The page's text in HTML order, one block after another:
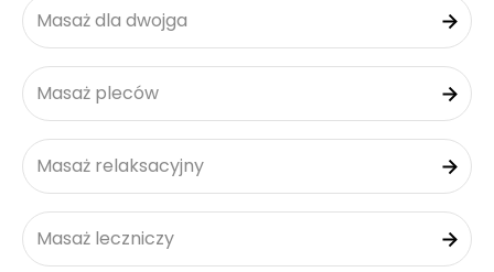
Masaż dla dwojga
Masaż pleców
Masaż relaksacyjny
Masaż leczniczy